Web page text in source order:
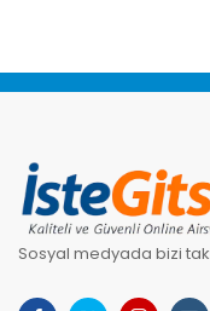
Sosyal medyada bizi